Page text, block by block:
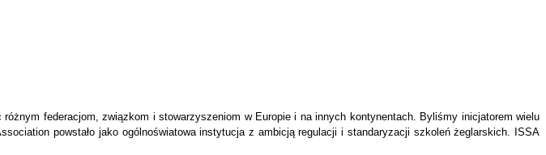
federacjom, związkom i stowarzyszeniom w Europie i na innych kontynentach. Byliśmy inicjatorem wielu
powstało jako ogólnoświatowa instytucja z ambicją regulacji i standaryzacji szkoleń żeglarskich. ISSA